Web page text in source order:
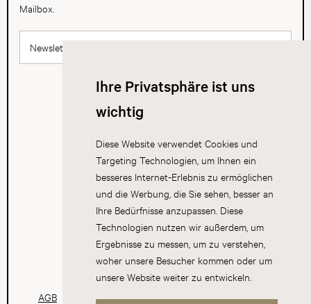
Ihre Privatsphäre ist uns
wichtig
Diese Website verwendet Cookies und
Targeting Technologien, um Ihnen ein
besseres Internet-Erlebnis zu ermöglichen
und die Werbung, die Sie sehen, besser an
Ihre Bedürfnisse anzupassen. Diese
Technologien nutzen wir außerdem, um
Ergebnisse zu messen, um zu verstehen,
woher unsere Besucher kommen oder um
unsere Website weiter zu entwickeln.
Mailbox.
Newsletter abonnieren
AGB Datenschutz Impressum Cookies